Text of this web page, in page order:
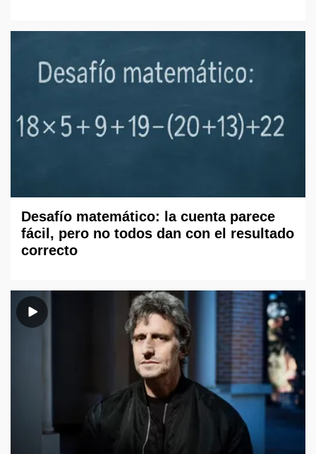
Desafío matemático: la cuenta parece
fácil, pero no todos dan con el resultado
correcto